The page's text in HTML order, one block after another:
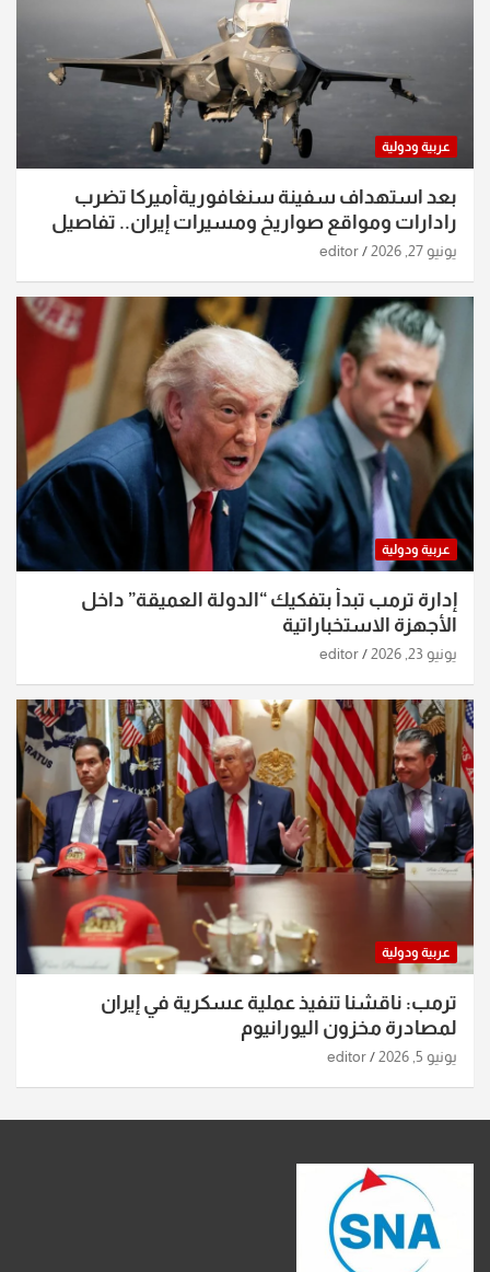
عربية ودولية
بعد استهداف سفينة سنغافوريةأميركا تضرب
رادارات ومواقع صواريخ ومسيرات إيران.. تفاصيل
الساعات الماضية
يونيو 27, 2026 editor
عربية ودولية
إدارة ترمب تبدأ بتفكيك “الدولة العميقة” داخل
الأجهزة الاستخباراتية
يونيو 23, 2026 editor
عربية ودولية
ترمب: ناقشنا تنفيذ عملية عسكرية في إيران
لمصادرة مخزون اليورانيوم
يونيو 5, 2026 editor